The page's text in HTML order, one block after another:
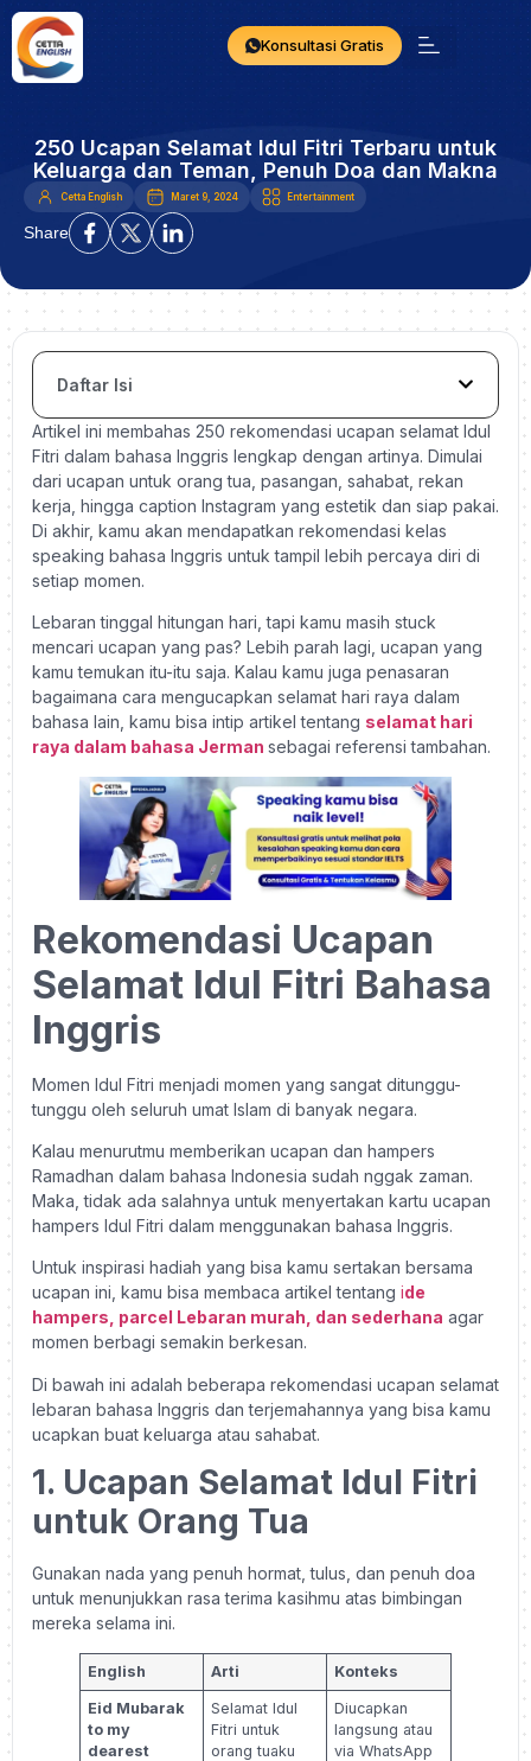
Konsultasi Gratis
250 Ucapan Selamat Idul Fitri Terbaru untuk
Keluarga dan Teman, Penuh Doa dan Makna
Cetta English Maret 9, 2024 Entertainment
Share
Daftar Isi
Artikel ini membahas 250 rekomendasi ucapan selamat Idul
Fitri dalam bahasa Inggris lengkap dengan artinya. Dimulai
dari ucapan untuk orang tua, pasangan, sahabat, rekan
kerja, hingga caption Instagram yang estetik dan siap pakai.
Di akhir, kamu akan mendapatkan rekomendasi kelas
speaking bahasa Inggris untuk tampil lebih percaya diri di
setiap momen.
Lebaran tinggal hitungan hari, tapi kamu masih stuck
mencari ucapan yang pas? Lebih parah lagi, ucapan yang
kamu temukan itu-itu saja. Kalau kamu juga penasaran
bagaimana cara mengucapkan selamat hari raya dalam
bahasa lain, kamu bisa intip artikel tentang selamat hari
raya dalam bahasa Jerman sebagai referensi tambahan.
Rekomendasi Ucapan
Selamat Idul Fitri Bahasa
Inggris
Momen Idul Fitri menjadi momen yang sangat ditunggu-
tunggu oleh seluruh umat Islam di banyak negara.
Kalau menurutmu memberikan ucapan dan hampers
Ramadhan dalam bahasa Indonesia sudah nggak zaman.
Maka, tidak ada salahnya untuk menyertakan kartu ucapan
hampers Idul Fitri dalam menggunakan bahasa Inggris.
Untuk inspirasi hadiah yang bisa kamu sertakan bersama
ucapan ini, kamu bisa membaca artikel tentang ide
hampers, parcel Lebaran murah, dan sederhana agar
momen berbagi semakin berkesan.
Di bawah ini adalah beberapa rekomendasi ucapan selamat
lebaran bahasa Inggris dan terjemahannya yang bisa kamu
ucapkan buat keluarga atau sahabat.
1. Ucapan Selamat Idul Fitri
untuk Orang Tua
Gunakan nada yang penuh hormat, tulus, dan penuh doa
untuk menunjukkan rasa terima kasihmu atas bimbingan
mereka selama ini.
English Arti Konteks
Eid Mubarak
to my
dearest
Selamat Idul
Fitri untuk
orang tuaku
Diucapkan
langsung atau
via WhatsApp